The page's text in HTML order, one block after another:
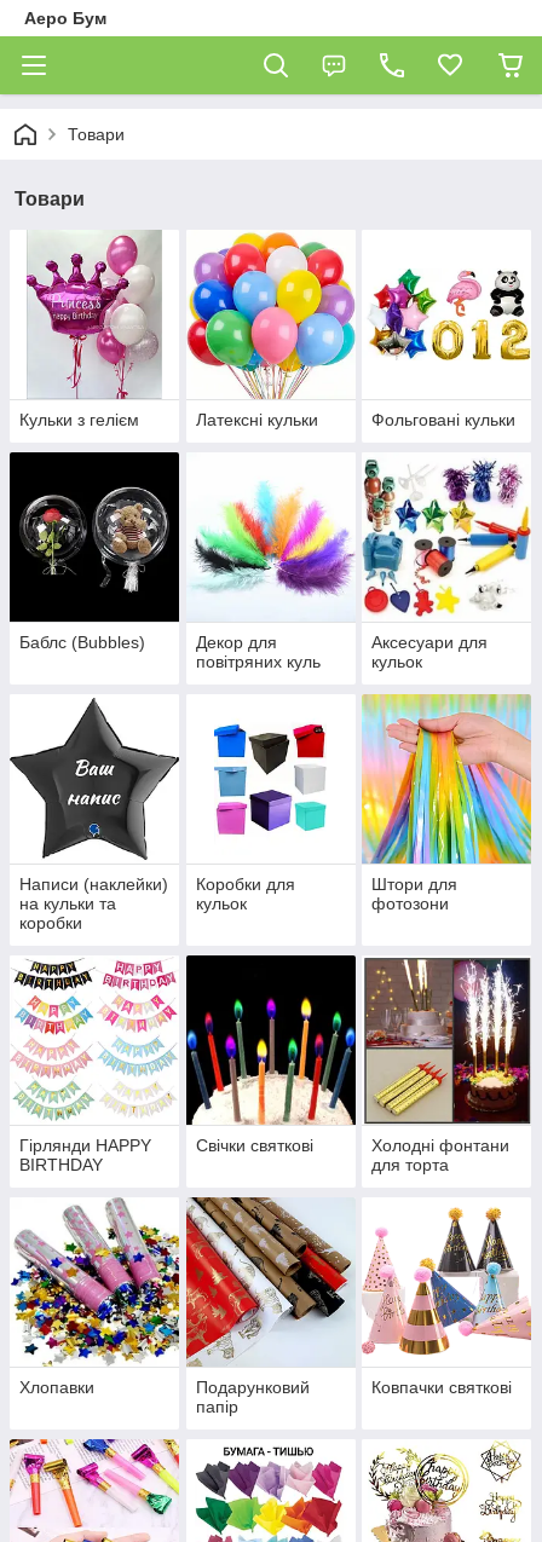
Аеро Бум
Товари
Товари
Кульки з гелієм Латексні кульки Фольговані кульки
Баблс (Bubbles)
Декор для
повітряних куль
Аксесуари для
кульок
Написи (наклейки)
на кульки та
коробки
Коробки для
кульок
Штори для
фотозони
Гірлянди HAPPY
BIRTHDAY
Свічки святкові
Холодні фонтани
для торта
Хлопавки
Подарунковий
папір
Ковпачки святкові